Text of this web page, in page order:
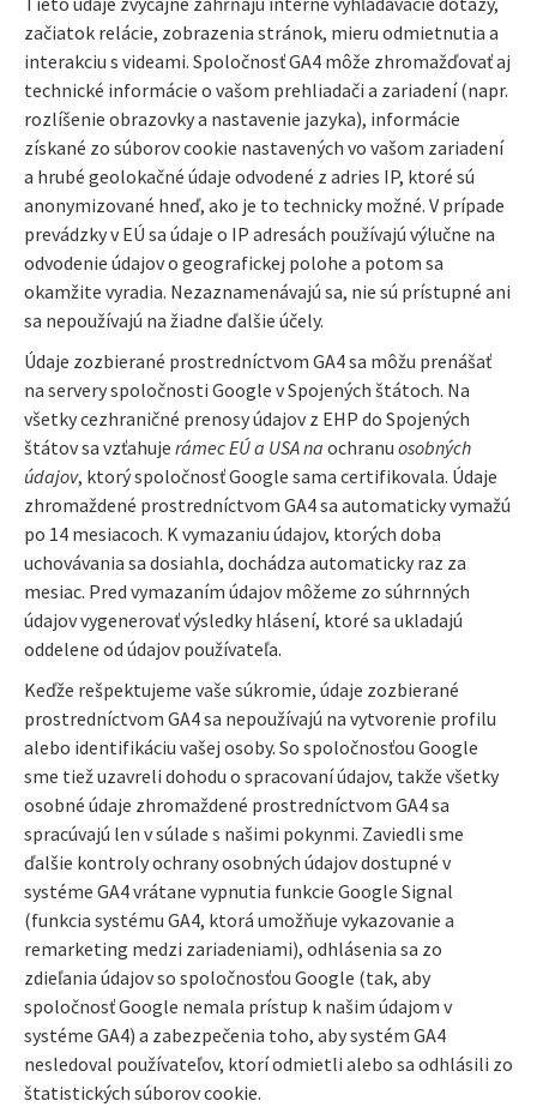
začiatok relácie, zobrazenia stránok, mieru odmietnutia a
interakciu s videami. Spoločnosť GA4 môže zhromažďovať aj
technické informácie o vašom prehliadači a zariadení (napr.
rozlíšenie obrazovky a nastavenie jazyka), informácie
získané zo súborov cookie nastavených vo vašom zariadení
a hrubé geolokačné údaje odvodené z adries IP, ktoré sú
anonymizované hneď, ako je to technicky možné. V prípade
prevádzky v EÚ sa údaje o IP adresách používajú výlučne na
odvodenie údajov o geografickej polohe a potom sa
okamžite vyradia. Nezaznamenávajú sa, nie sú prístupné ani
sa nepoužívajú na žiadne ďalšie účely.
Údaje zozbierané prostredníctvom GA4 sa môžu prenášať
na servery spoločnosti Google v Spojených štátoch. Na
všetky cezhraničné prenosy údajov z EHP do Spojených
štátov sa vzťahuje rámec EÚ a USA na ochranu osobných
údajov, ktorý spoločnosť Google sama certifikovala. Údaje
zhromaždené prostredníctvom GA4 sa automaticky vymažú
po 14 mesiacoch. K vymazaniu údajov, ktorých doba
uchovávania sa dosiahla, dochádza automaticky raz za
mesiac. Pred vymazaním údajov môžeme zo súhrnných
údajov vygenerovať výsledky hlásení, ktoré sa ukladajú
oddelene od údajov používateľa.
Keďže rešpektujeme vaše súkromie, údaje zozbierané
prostredníctvom GA4 sa nepoužívajú na vytvorenie profilu
alebo identifikáciu vašej osoby. So spoločnosťou Google
sme tiež uzavreli dohodu o spracovaní údajov, takže všetky
osobné údaje zhromaždené prostredníctvom GA4 sa
spracúvajú len v súlade s našimi pokynmi. Zaviedli sme
ďalšie kontroly ochrany osobných údajov dostupné v
systéme GA4 vrátane vypnutia funkcie Google Signal
(funkcia systému GA4, ktorá umožňuje vykazovanie a
remarketing medzi zariadeniami), odhlásenia sa zo
zdieľania údajov so spoločnosťou Google (tak, aby
spoločnosť Google nemala prístup k našim údajom v
systéme GA4) a zabezpečenia toho, aby systém GA4
nesledoval používateľov, ktorí odmietli alebo sa odhlásili zo
štatistických súborov cookie.